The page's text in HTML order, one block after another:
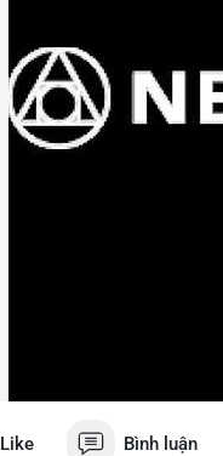
Like Bình luận